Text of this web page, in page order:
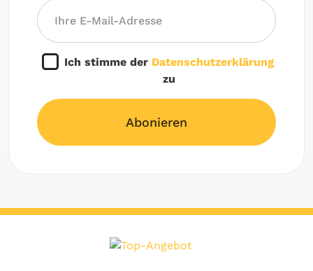
Ich stimme der Datenschutzerklärung
zu
Abonieren